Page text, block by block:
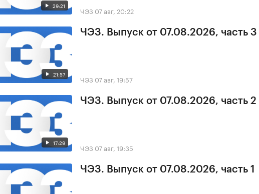
29:21 ЧЭЗ 07 авг, 20:22
21:57
ЧЭЗ. Выпуск от 07.08.2026, часть 3
ЧЭЗ 07 авг, 19:57
17:29
ЧЭЗ. Выпуск от 07.08.2026, часть 2
ЧЭЗ 07 авг, 19:35
ЧЭЗ. Выпуск от 07.08.2026, часть 1